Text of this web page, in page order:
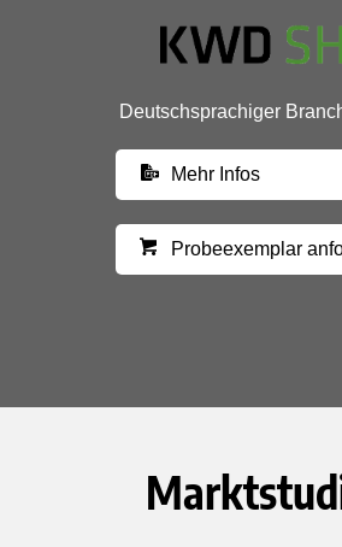
Deutschsprachiger
Mehr Infos
Probeexemplar